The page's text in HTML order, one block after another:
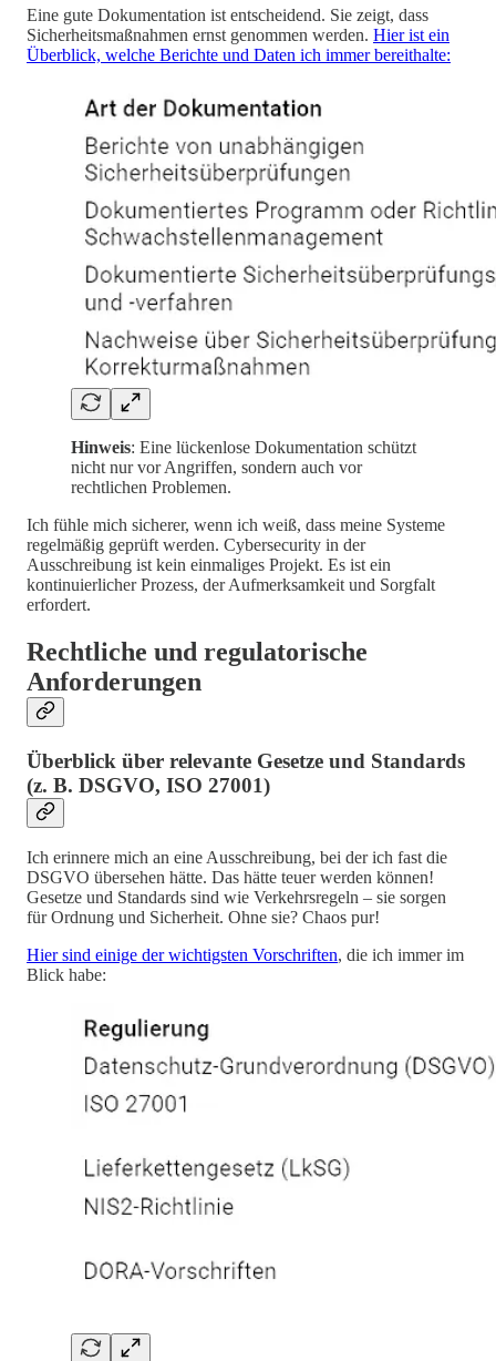
Eine gute Dokumentation ist entscheidend. Sie zeigt, dass
Sicherheitsmaßnahmen ernst genommen werden. Hier ist ein
Überblick, welche Berichte und Daten ich immer bereithalte:
Hinweis: Eine lückenlose Dokumentation schützt
nicht nur vor Angriffen, sondern auch vor
rechtlichen Problemen.
Ich fühle mich sicherer, wenn ich weiß, dass meine Systeme
regelmäßig geprüft werden. Cybersecurity in der
Ausschreibung ist kein einmaliges Projekt. Es ist ein
kontinuierlicher Prozess, der Aufmerksamkeit und Sorgfalt
erfordert.
Rechtliche und regulatorische
Anforderungen
Überblick über relevante Gesetze und Standards
(z. B. DSGVO, ISO 27001)
Ich erinnere mich an eine Ausschreibung, bei der ich fast die
DSGVO übersehen hätte. Das hätte teuer werden können!
Gesetze und Standards sind wie Verkehrsregeln – sie sorgen
für Ordnung und Sicherheit. Ohne sie? Chaos pur!
Hier sind einige der wichtigsten Vorschriften, die ich immer im
Blick habe: